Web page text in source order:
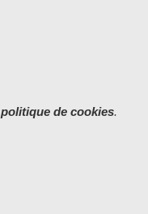
politique de cookies.